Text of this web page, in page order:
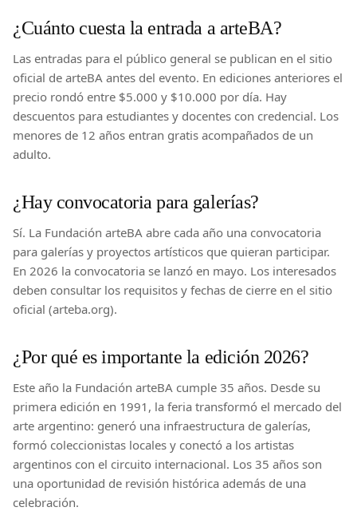
¿Cuánto cuesta la entrada a arteBA?
Las entradas para el público general se publican en el sitio
oficial de arteBA antes del evento. En ediciones anteriores el
precio rondó entre $5.000 y $10.000 por día. Hay
descuentos para estudiantes y docentes con credencial. Los
menores de 12 años entran gratis acompañados de un
adulto.
¿Hay convocatoria para galerías?
Sí. La Fundación arteBA abre cada año una convocatoria
para galerías y proyectos artísticos que quieran participar.
En 2026 la convocatoria se lanzó en mayo. Los interesados
deben consultar los requisitos y fechas de cierre en el sitio
oficial (arteba.org).
¿Por qué es importante la edición 2026?
Este año la Fundación arteBA cumple 35 años. Desde su
primera edición en 1991, la feria transformó el mercado del
arte argentino: generó una infraestructura de galerías,
formó coleccionistas locales y conectó a los artistas
argentinos con el circuito internacional. Los 35 años son
una oportunidad de revisión histórica además de una
celebración.